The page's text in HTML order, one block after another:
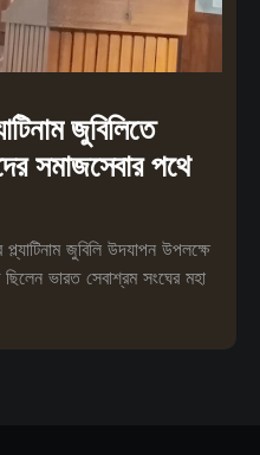
জুবিলিতে
সমাজসেবার পথে
জুবিলি উদযাপন উপলক্ষে
ভারত সেবাশ্রম সংঘের মহা